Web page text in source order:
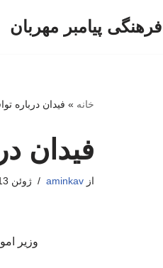
پیامبر مهربان
خانه » فیدان درباره
فیدان
ازaminkav ژوئن 13, 2026
وزیر